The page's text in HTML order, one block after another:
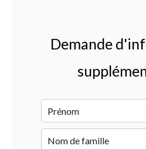
Demande